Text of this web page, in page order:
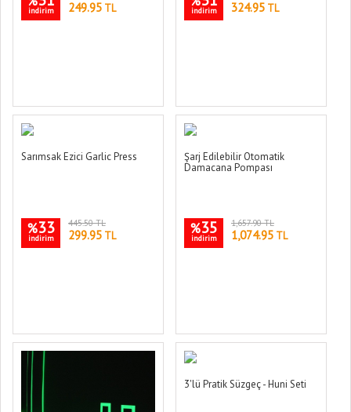
indirim 249.95 TL indirim 324.95 TL
Sarımsak Ezici Garlic Press
%33
indirim
445.50 TL
299.95 TL
Şarj Edilebilir Otomatik
Damacana Pompası
%35
indirim
1,657.90 TL
1,074.95 TL
3'lü Pratik Süzgeç - Huni Seti